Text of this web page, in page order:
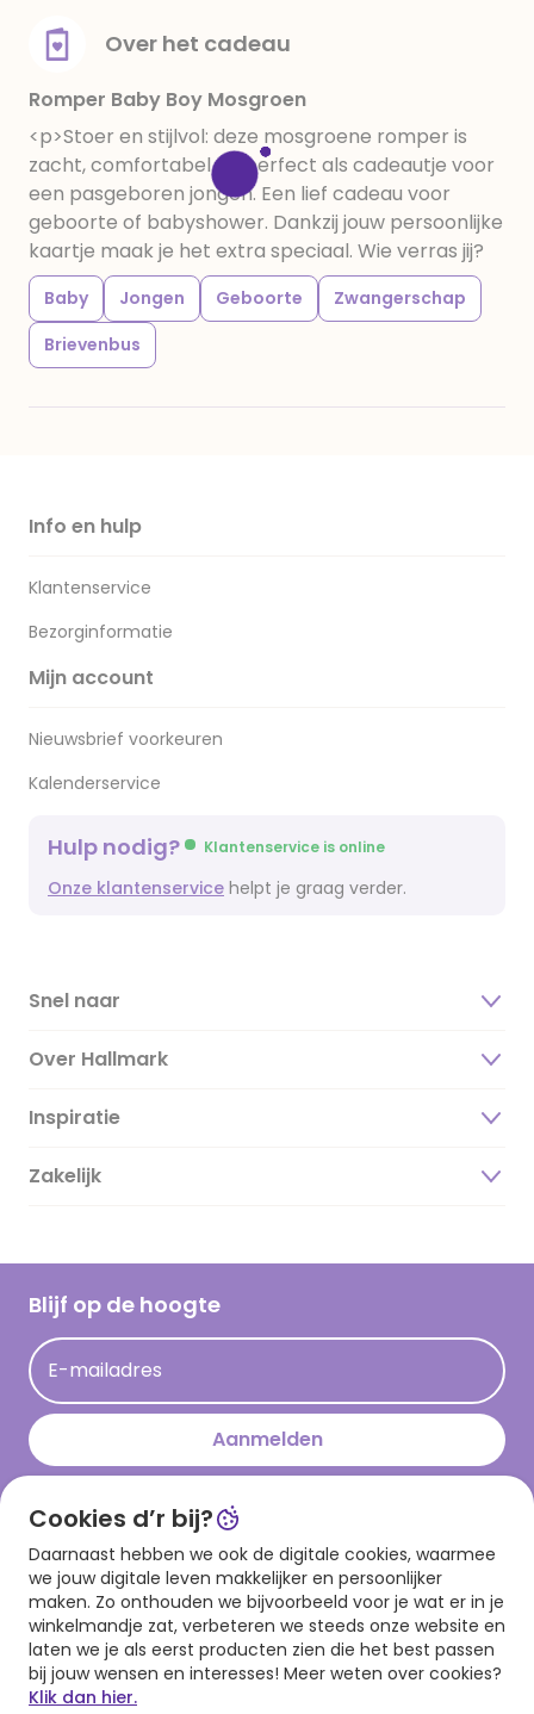
Over het cadeau
Romper Baby Boy Mosgroen
<p>Stoer en stijlvol: deze mosgroene romper is
zacht, comfortabel en perfect als cadeautje voor
een pasgeboren jongen. Een lief cadeau voor
geboorte of babyshower. Dankzij jouw persoonlijke
kaartje maak je het extra speciaal. Wie verras jij?
Baby Jongen Geboorte
Zwangerschap
Brievenbus
Info en hulp
Klantenservice
Bezorginformatie
Mijn account
Nieuwsbrief voorkeuren
Kalenderservice
Hulp nodig? Klantenservice is online
Onze klantenservice helpt je graag verder.
Snel naar
Over Hallmark
Over ons
Duurzaamheid
Hallmark Kaartclub
Acties
Persberichten
Hallmark en Kinderpostzegels
Inspiratie
Magazine
Cadeau inspiratie
Kaartinspiratie
Zakelijk
Blijf op de hoogte
E-mailadres
Aanmelden
Download onze app
Cookies d’r bij?
Daarnaast hebben we ook de digitale cookies, waarmee
we jouw digitale leven makkelijker en persoonlijker
maken. Zo onthouden we bijvoorbeeld voor je wat er in je
winkelmandje zat, verbeteren we steeds onze website en
laten we je als eerst producten zien die het best passen
bij jouw wensen en interesses! Meer weten over cookies?
Klik dan hier.